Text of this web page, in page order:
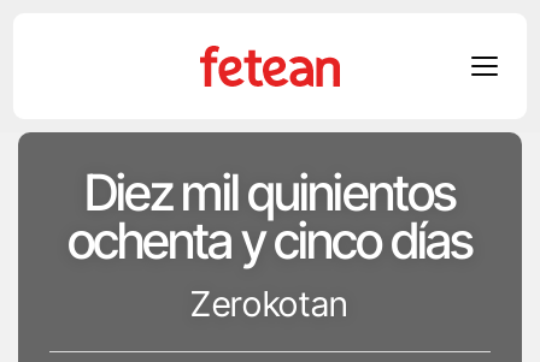
Skip
Diez mil quinientos
ochenta y cinco días
Zerokotan